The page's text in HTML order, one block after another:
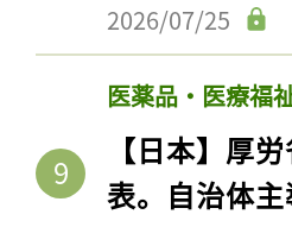
2026/07/25
医薬品・医療福
【日本】厚
表。自治体